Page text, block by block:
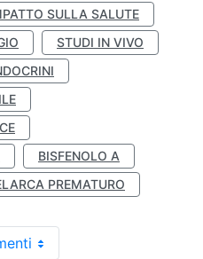
SULLA SALUTE
STUDI IN VIVO
BISFENOLO A
PREMATURO